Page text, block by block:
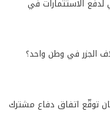
الاستثمارات في
الجزر في وطن واحد؟
توقّع اتفاق دفاع مشترك